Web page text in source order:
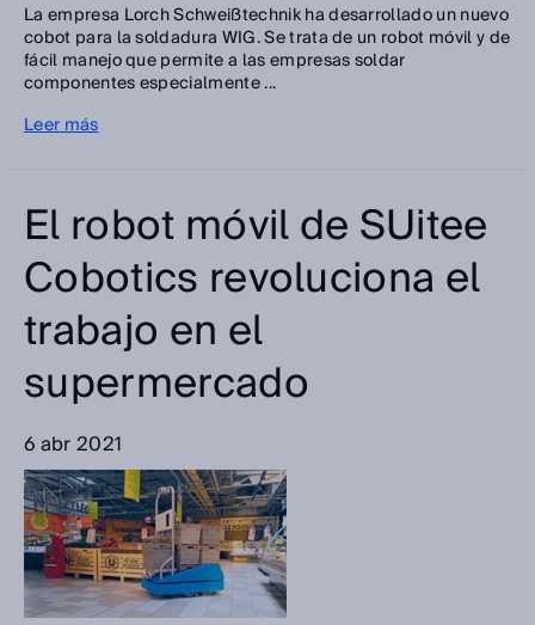
La empresa Lorch Schweißtechnik ha desarrollado un nuevo
cobot para la soldadura WIG. Se trata de un robot móvil y de
fácil manejo que permite a las empresas soldar
componentes especialmente ...
Leer más
El robot móvil de SUitee
Cobotics revoluciona el
trabajo en el
supermercado
6 abr 2021